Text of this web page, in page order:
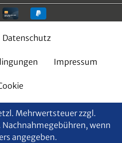
Datenschutz
Impressum
Mehrwertsteuer zzgl.
Nachnahmegebühren, wenn
angegeben.